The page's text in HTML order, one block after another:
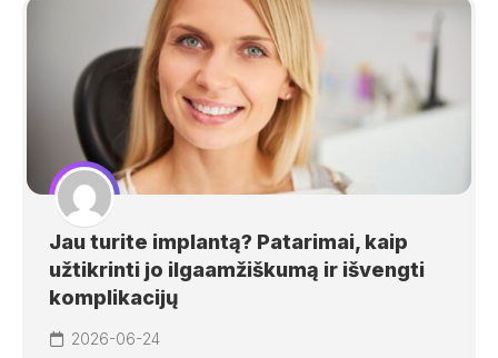
Jau turite implantą? Patarimai, kaip
užtikrinti jo ilgaamžiškumą ir išvengti
komplikacijų
2026-06-24